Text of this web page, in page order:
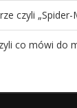
czyli „Spider-
co mówi do